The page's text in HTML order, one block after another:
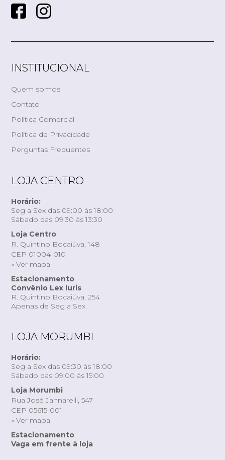
INSTITUCIONAL
Quem somos
Contato
Política Comercial
Política de Privacidade
Perguntas Frequentes
LOJA CENTRO
Horário:
Seg a Sex das 09:00 às 18:00
Sábado das 09:30 às 13:30
Loja Centro
R. Quintino Bocaiúva, 148
CEP 01004-010
» Ver mapa
Estacionamento
Convênio Lex Iuris
R. Quintino Bocaiúva, 254
Apenas de Seg a Sex
LOJA MORUMBI
Horário:
Seg a Sex das 09:30 às 18:00
Sábado das 09:00 às 15:00
Loja Morumbi
Rua José Jannarelli, 547
CEP 05615-001
» Ver mapa
Estacionamento
Vaga em frente à loja